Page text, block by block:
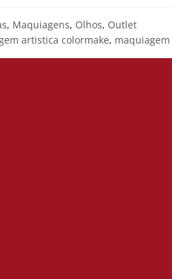
, Maquiagens, Olhos, Outlet
artistica colormake,